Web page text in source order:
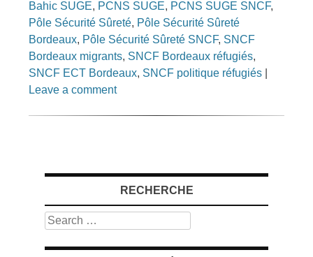
Bahic SUGE, PCNS SUGE, PCNS SUGE SNCF,
Pôle Sécurité Sûreté, Pôle Sécurité Sûreté
Bordeaux, Pôle Sécurité Sûreté SNCF, SNCF
Bordeaux migrants, SNCF Bordeaux réfugiés,
SNCF ECT Bordeaux, SNCF politique réfugiés
Leave a comment
RECHERCHE
Search